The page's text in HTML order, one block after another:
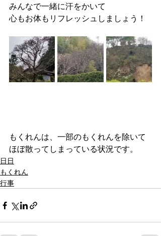
みんなで一緒に汗をかいて
心もお体もリフレッシュしましょう！
もくれんは、一部のもくれんを除いて
ほぼ散ってしまっている状況です。
日日
もくれん
行事